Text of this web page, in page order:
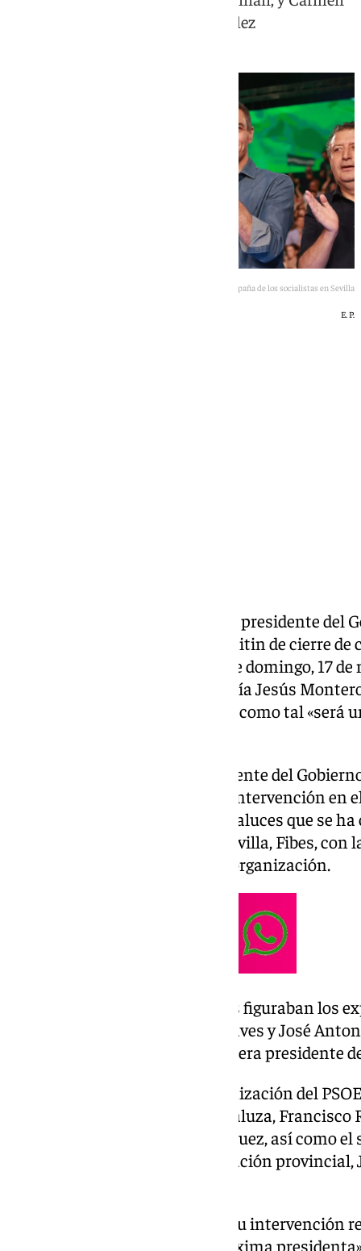
Romero, exmujer de Felipe González
El cierre de campaña de los socialistas en Sevilla
E. P.
El secretario general del PSOE y presidente del
participado este viernes en el mitin de cierre de
las elecciones andaluzas de este domingo, 17
que la candidata socialista, María Jesús
la Junta de Andalucía, y a quien como tal «será
Así se lo ha trasladado el presidente del
PSOE-A en el transcurso de su intervención en
campaña de los socialistas andaluces que se
Exposiciones y Congresos de Sevilla, Fibes,
personas, según cálculos de la organización.
Entre los asistentes destacados figuraban los
Junta de Andalucía Manuel Chaves y José
exdiputada y exmujer del que fuera presidente
También, la secretaria de Organización del
homólogo en la federación andaluza,
general del PSOE-A, María Márquez, así como
Sevilla y presidente de la Diputación provincial,
Pedro Sánchez ha comenzado su intervención
mejor candidata para ser la próxima